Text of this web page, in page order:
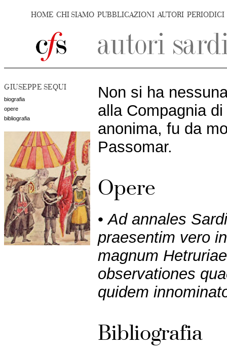
HOME CHI SIAMO PUBBLICAZIONI AUTORI PERIODICI
GIUSEPPE SEQUI
biografia
opere
bibliografia
Non si ha
alla Compagnia
anonima, fu da
Passomar.
Opere
•Ad annales
praesentim vero
magnum
observationes
quidem
Bibliografia